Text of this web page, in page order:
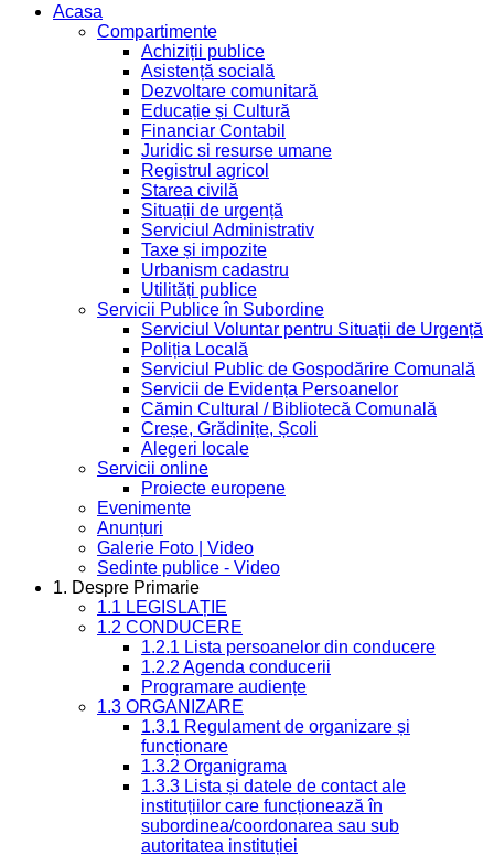
Acasa
Compartimente
Achiziții publice
Asistență socială
Dezvoltare comunitară
Educație și Cultură
Financiar Contabil
Juridic si resurse umane
Registrul agricol
Starea civilă
Situații de urgență
Serviciul Administrativ
Taxe și impozite
Urbanism cadastru
Utilități publice
Servicii Publice în Subordine
Serviciul Voluntar pentru Situații de Urgență
Poliția Locală
Serviciul Public de Gospodărire Comunală
Servicii de Evidența Persoanelor
Cămin Cultural / Bibliotecă Comunală
Creșe, Grădinițe, Școli
Alegeri locale
Servicii online
Proiecte europene
Evenimente
Anunțuri
Galerie Foto | Video
Sedinte publice - Video
1. Despre Primarie
1.1 LEGISLAȚIE
1.2 CONDUCERE
1.2.1 Lista persoanelor din conducere
1.2.2 Agenda conducerii
Programare audiențe
1.3 ORGANIZARE
1.3.1 Regulament de organizare și
funcționare
1.3.2 Organigrama
1.3.3 Lista și datele de contact ale
instituțiilor care funcționează în
subordinea/coordonarea sau sub
autoritatea instituției